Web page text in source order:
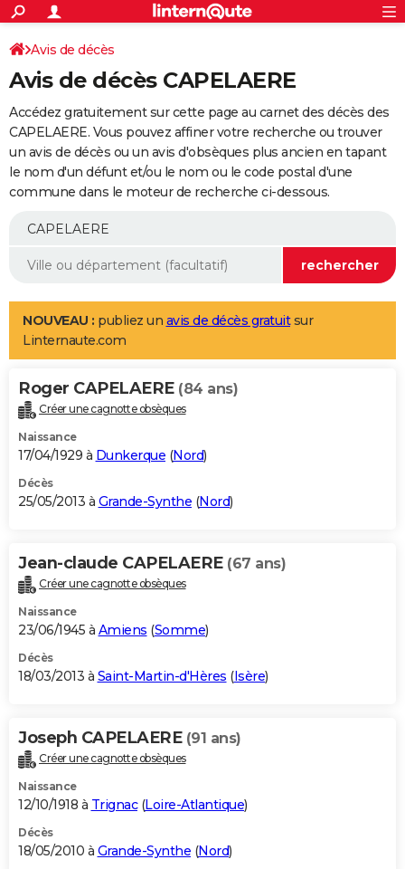
ACTUALITÉS
Politique
Société
Faits Divers
Education
Monde
Villes
+
SPORT
Coupe du monde 2026
Football
Tennis
Cyclisme
Rugby
Forum
Programme TV
TNT
Streaming
Cinéma
Sorties cinéma
Musique
+
FINANCE
Impôts
Immobilier
Risques naturels par ville
Banque
Assurance
Crédit
AUTO
Essais
Réserver un essai
Citadines
Berlines
SUV
Forum auto
+
Mobiles
Meilleur smartphone
Internet
Ordinateurs
Jeux vidéo
Guide high-tech
Aménagement intérieur
LIFESTYLE
Art de vivre
Bien-être
Loisirs
Mode
Modes de vie
Alimentation
Guide de la santé
Maladies
Médicaments
Sommeil
VOYAGE
Destinations
City break
Voyage nature
Voyage de noces
Forum
Climat
+PHOTO
GUIDES D'ACHAT
BONS PLANS
Carte de Noël
Carte Bonne année
Carte Saint-Valentin
Carte Pâques
Carte d'anniversaire
DICTIONNAIRE
Dictionnaire
Biographies
Citations
Expressions
Proverbes
PROGRAMME TV
S'inscrire
Se connecter
Lycées
Collèges
Primaires
Universités
Entreprises
Service militaire
Avis de recherche
AVIS DE DÉCÈS
Bricolage
Lifestyle
Culture
Sport
Auto
Television
Voyage
Cinema
Avis de décès
Avis de décès CAPELAERE
Accédez gratuitement sur cette page au carnet des décès des
CAPELAERE. Vous pouvez affiner votre recherche ou trouver
un avis de décès ou un avis d'obsèques plus ancien en tapant
le nom d'un défunt et/ou le nom ou le code postal d'une
commune dans le moteur de recherche ci-dessous.
NOUVEAU : publiez un avis de décès gratuitsur
Linternaute.com
Roger CAPELAERE (84 ans)
Créer une cagnotte obsèques
Naissance
17/04/1929 à Dunkerque (Nord)
Décès
25/05/2013 à Grande-Synthe (Nord)
Jean-claude CAPELAERE (67 ans)
Créer une cagnotte obsèques
Naissance
23/06/1945 à Amiens (Somme)
Décès
18/03/2013 à Saint-Martin-d'Hères (Isère)
Joseph CAPELAERE (91 ans)
Créer une cagnotte obsèques
Naissance
12/10/1918 à Trignac(Loire-Atlantique)
Décès
18/05/2010 à Grande-Synthe (Nord)